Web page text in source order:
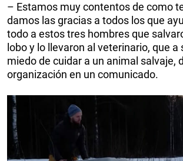
– Estamos muy contentos de como
damos las gracias a todos los que
todo a estos tres hombres que
lobo y lo llevaron al veterinario, que a
miedo de cuidar a un animal salvaje,
organización en un comunicado.